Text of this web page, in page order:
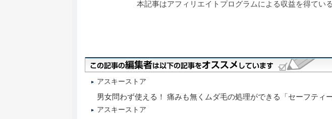
本記事はアフィリエイトプログラムによる収益を得てい
アスキーストア
男女問わず使える！ 痛みも無くムダ毛の処理ができる「セーフティ
アスキーストア